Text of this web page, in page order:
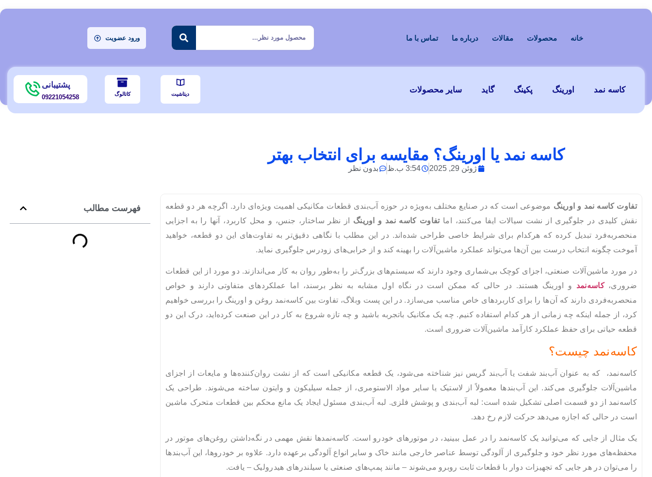
خانه محصولات مقالات درباره ما تماس با ما ورود عضویت
کاسه نمد اورینگ پکینگ گاید سایر محصولات دیتاشیت کاتالوگ
پشتیبانی
09221054258
کاسه‌ نمد یا اورینگ؟ مقایسه‌ برای انتخاب بهتر
ژوئن 29, 2025 3:54 ب.ظ بدون نظر
فهرست مطالب تفاوت کاسه نمد و اورینگ موضوعی است که در صنایع مختلف به‌ویژه در حوزه آب‌بندی قطعات مکانیکی اهمیت ویژه‌ای دارد. اگرچه هر دو قطعه
نقش کلیدی در جلوگیری از نشت سیالات ایفا می‌کنند، اماتفاوت کاسه نمد و اورینگ از نظر ساختار، جنس، و محل کاربرد، آنها را به اجزایی
منحصربه‌فرد تبدیل کرده که هرکدام برای شرایط خاصی طراحی شده‌اند. در این مطلب با نگاهی دقیق‌تر به تفاوت‌های این دو قطعه، خواهید
آموخت چگونه انتخاب درست بین آن‌ها می‌تواند عملکرد ماشین‌آلات را بهینه کند و از خرابی‌های زودرس جلوگیری نماید.
در مورد ماشین‌آلات صنعتی، اجزای کوچک بی‌شماری وجود دارند که سیستم‌های بزرگ‌تر را به‌طور روان به کار می‌اندازند. دو مورد از این قطعات
ضروری،کاسه‌نمد و اورینگ‌ هستند. در حالی که ممکن است در نگاه اول مشابه به نظر برسند، اما عملکردهای متفاوتی دارند و خواص
منحصربه‌فردی دارند که آن‌ها را برای کاربردهای خاص مناسب می‌سازد. در این پست وبلاگ، تفاوت بین کاسه‌نمد روغن و اورینگ را بررسی خواهیم
کرد، از جمله اینکه چه زمانی از هر کدام استفاده کنیم. چه یک مکانیک باتجربه باشید و چه تازه شروع به کار در این صنعت کرده‌اید، درک این دو
قطعه حیاتی برای حفظ عملکرد کارآمد ماشین‌آلات ضروری است.
کاسه‌نمد چیست؟
کاسه‌نمد، که به عنوان آب‌بند شفت یا آب‌بند گریس نیز شناخته می‌شود، یک قطعه مکانیکی است که از نشت روان‌کننده‌ها و مایعات از اجزای
ماشین‌آلات جلوگیری می‌کند. این آب‌بندها معمولاً از لاستیک یا سایر مواد الاستومری، از جمله سیلیکون و وایتون ساخته می‌شوند. طراحی یک
کاسه‌نمد از دو قسمت اصلی تشکیل شده است: لبه آب‌بندی و پوشش فلزی. لبه آب‌بندی مسئول ایجاد یک مانع محکم بین قطعات متحرک ماشین
است در حالی که اجازه می‌دهد حرکت لازم رخ دهد.
یک مثال از جایی که می‌توانید یک کاسه‌نمد را در عمل ببینید، در موتورهای خودرو است. کاسه‌نمدها نقش مهمی در نگه‌داشتن روغن‌های موتور در
محفظه‌های مورد نظر خود و جلوگیری از آلودگی توسط عناصر خارجی مانند خاک و سایر انواع آلودگی برعهده دارد. علاوه بر خودروها، این آب‌بندها
را می‌توان در هر جایی که تجهیزات دوار با قطعات ثابت روبرو می‌شوند – مانند پمپ‌های صنعتی یا سیلندرهای هیدرولیک – یافت.